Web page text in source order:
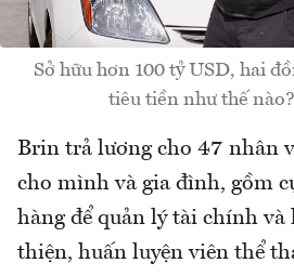
Sở hữu hơn 100 tỷ USD, hai
tiêu tiền như thế
Brin trả lương cho 47 nhân
cho mình và gia đình, gồm
hàng để quản lý tài chính và
thiện, huấn luyện viên thể